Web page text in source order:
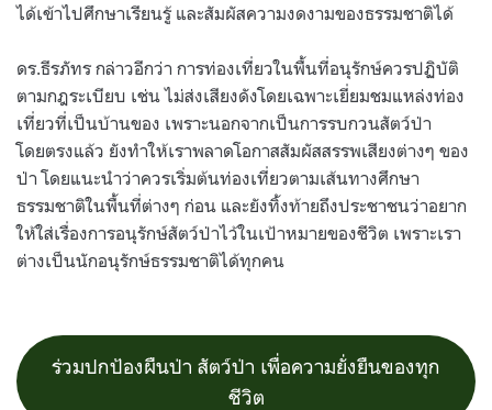
ได้เข้าไปศึกษาเรียนรู้ และสัมผัสความงดงามของธรรมชาติได้
ดร.ธีรภัทร กล่าวอีกว่า การท่องเที่ยวในพื้นที่อนุรักษ์ควรปฏิบัติ
ตามกฎระเบียบ เช่น ไม่ส่งเสียงดังโดยเฉพาะเยี่ยมชมแหล่งท่อง
เที่ยวที่เป็นบ้านของ เพราะนอกจากเป็นการรบกวนสัตว์ป่า
โดยตรงแล้ว ยังทำให้เราพลาดโอกาสสัมผัสสรรพเสียงต่างๆ ของ
ป่า โดยแนะนำว่าควรเริ่มต้นท่องเที่ยวตามเส้นทางศึกษา
ธรรมชาติในพื้นที่ต่างๆ ก่อน และยังทิ้งท้ายถึงประชาชนว่าอยาก
ให้ใส่เรื่องการอนุรักษ์สัตว์ป่าไว้ในเป้าหมายของชีวิต เพราะเรา
ต่างเป็นนักอนุรักษ์ธรรมชาติได้ทุกคน
ร่วมปกป้องผืนป่า สัตว์ป่า เพื่อความยั่งยืนของทุก
ชีวิต